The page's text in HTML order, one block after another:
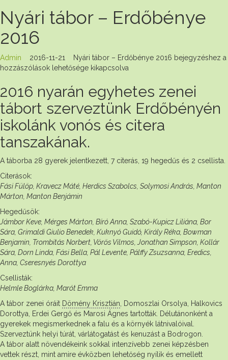
Nyári tábor – Erdőbénye
2016
Admin 2016-11-21 Nyári tábor – Erdőbénye 2016 bejegyzéshez a
hozzászólások lehetősége kikapcsolva
2016 nyarán egyhetes zenei
tábort szerveztünk Erdőbényén
iskolánk vonós és citera
tanszakának.
A táborba 28 gyerek jelentkezett, 7 citerás, 19 hegedűs és 2 csellista.
Citerások:
Fási Fülöp, Kravecz Máté, Herdics Szabolcs, Solymosi András, Manton
Márton, Manton Benjámin
Hegedűsök:
Jámbor Keve, Mérges Márton, Bíró Anna, Szabó-Kupicz Liliána, Bor
Sára, Grimaldi Giulio Benedek, Kuknyó Guidó, Király Réka, Bowman
Benjamin, Trombitás Norbert, Vörös Vilmos, Jonathan Simpson, Kollár
Sára, Dorn Linda, Fási Bella, Pál Levente, Pálffy Zsuzsanna, Eredics,
Anna, Cseresnyés Dorottya
Csellisták:
Helmle Boglárka, Marót Emma
A tábor zenei óráit Dömény Krisztián, Domoszlai Orsolya, Halkovics
Dorottya, Erdei Gergő és Marosi Ágnes tartották. Délutánonként a
gyerekek megismerkednek a falu és a környék látnivalóival.
Szerveztünk helyi túrát, várlátogatást és kenuzást a Bodrogon.
A tábor alatt növendékeink sokkal intenzívebb zenei képzésben
vettek részt, mint amire évközben lehetőség nyílik és emellett